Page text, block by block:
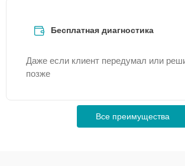
Бесплатная диагностика
Даже если клиент передумал или
позже
Все преимущества